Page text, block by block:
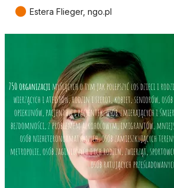
● Estera Flieger, ngo.pl